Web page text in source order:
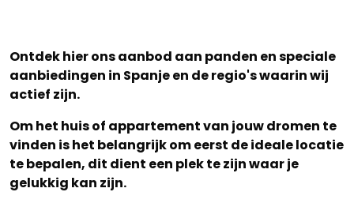
Ontdek hier ons aanbod aan panden en speciale
aanbiedingen in Spanje en de regio's waarin wij
actief zijn.
Om het huis of appartement van jouw dromen te
vinden is het belangrijk om eerst de ideale locatie
te bepalen, dit dient een plek te zijn waar je
gelukkig kan zijn.